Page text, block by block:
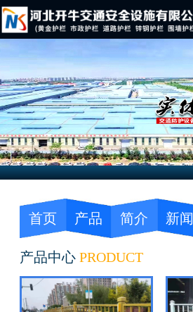
首页 产品 简介 新闻
产品中心 PRODUCT